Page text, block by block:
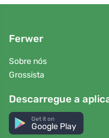
Ferwer
Sobre nós
Grossista
Descarregue a
Get it on
Google Play